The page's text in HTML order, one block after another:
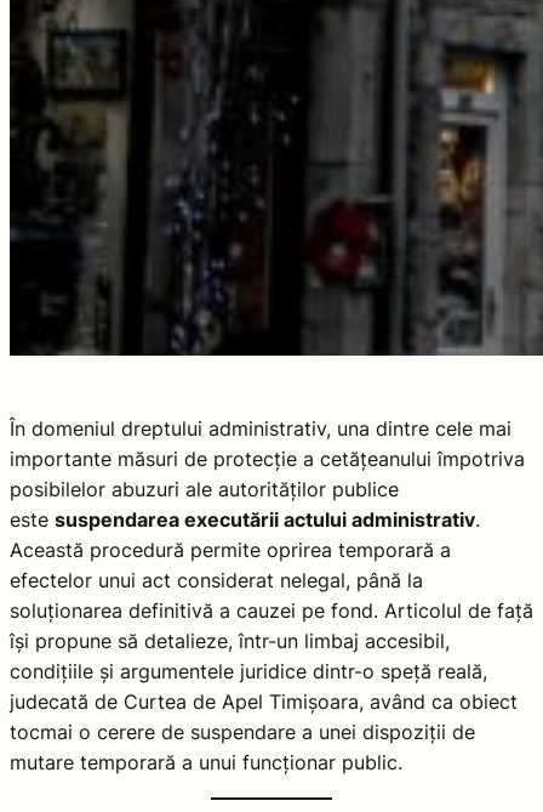
În domeniul dreptului administrativ, una dintre cele mai
importante măsuri de protecție a cetățeanului împotriva
posibilelor abuzuri ale autorităților publice
este suspendarea executării actului administrativ.
Această procedură permite oprirea temporară a
efectelor unui act considerat nelegal, până la
soluționarea definitivă a cauzei pe fond. Articolul de față
își propune să detalieze, într-un limbaj accesibil,
condițiile și argumentele juridice dintr-o speță reală,
judecată de Curtea de Apel Timișoara, având ca obiect
tocmai o cerere de suspendare a unei dispoziții de
mutare temporară a unui funcționar public.